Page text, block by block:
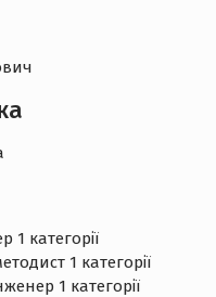
1 категорії
1 категорії
1 категорії